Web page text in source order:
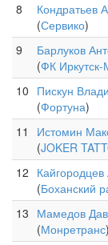
8
Кондратьев
(Сервико)
9
Барлуков
(ФК
10 Пискун
(Фортуна)
11
Истомин
(JOKER
12
(Боханский
13 Мамедов
(Монретранс)